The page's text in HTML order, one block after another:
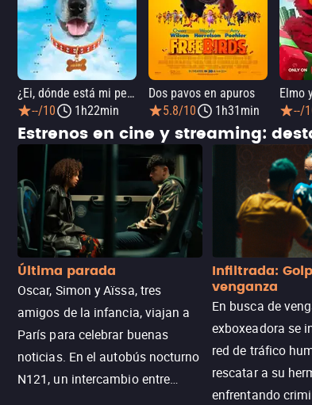
¿Ei, dónde está mi perro?
--/10
1h22min
Dos pavos en apuros
5.8/10
1h31min
--/
Estrenos en cine y streaming:
Última parada
Oscar, Simon y Aïssa, tres
amigos de la infancia, viajan a
París para celebrar buenas
noticias. En el autobús nocturno
N121, un intercambio entre
Infiltrada:
venganza
En busca de
exboxeadora se
red de tráfico
rescatar a su
enfrentando